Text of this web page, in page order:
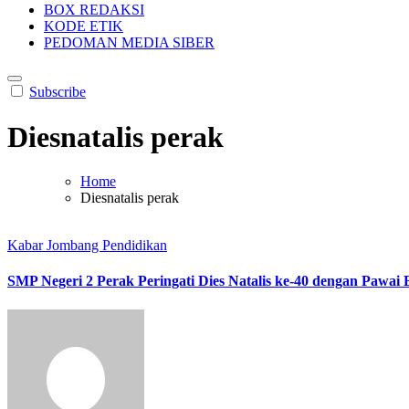
BOX REDAKSI
KODE ETIK
PEDOMAN MEDIA SIBER
Subscribe
Diesnatalis perak
Home
Diesnatalis perak
Kabar Jombang Pendidikan
SMP Negeri 2 Perak Peringati Dies Natalis ke-40 dengan Pawai